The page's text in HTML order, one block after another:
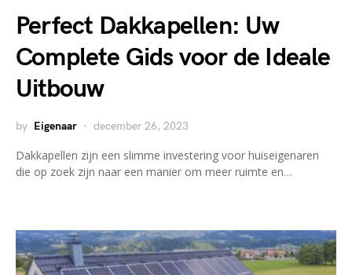
Perfect Dakkapellen: Uw
Complete Gids voor de Ideale
Uitbouw
by Eigenaar december 26, 2023
Dakkapellen zijn een slimme investering voor huiseigenaren
die op zoek zijn naar een manier om meer ruimte en…